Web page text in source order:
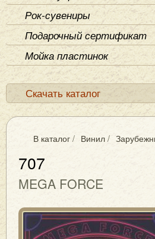
Рок-сувениры
Подарочный сертификат
Мойка пластинок
Скачать каталог
В каталог / Винил /
707
MEGA FORCE